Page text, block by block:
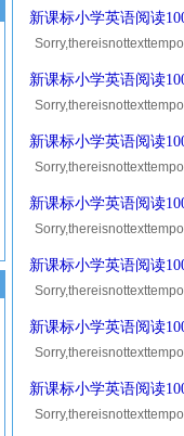
新课标小学英语阅读
新课标小学英语阅读
新课标小学英语阅读
新课标小学英语阅读
新课标小学英语阅读
新课标小学英语阅读
新课标小学英语阅读